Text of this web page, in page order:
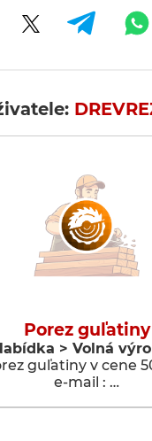
Porez guľatiny
> Volná
guľatiny v cene
e-mail : …